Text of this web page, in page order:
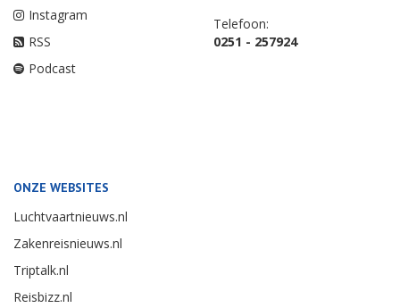
Instagram
RSS
Podcast
Telefoon:
0251 - 257924
ONZE WEBSITES
Luchtvaartnieuws.nl
Zakenreisnieuws.nl
Triptalk.nl
Reisbizz.nl